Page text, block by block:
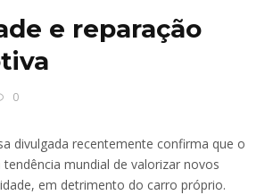
e reparação
0
divulgada recentemente confirma que o
mundial de valorizar novos
em detrimento do carro próprio.